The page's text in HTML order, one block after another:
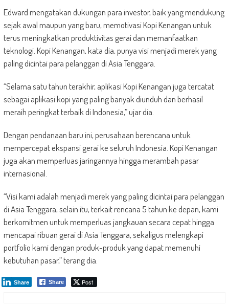
Edward mengatakan dukungan para investor, baik yang mendukung
sejak awal maupun yang baru, memotivasi Kopi Kenangan untuk
terus meningkatkan produktivitas gerai dan memanfaatkan
teknologi. Kopi Kenangan, kata dia, punya visi menjadi merek yang
paling dicintai para pelanggan di Asia Tenggara.
“Selama satu tahun terakhir, aplikasi Kopi Kenangan juga tercatat
sebagai aplikasi kopi yang paling banyak diunduh dan berhasil
meraih peringkat terbaik di Indonesia,” ujar dia.
Dengan pendanaan baru ini, perusahaan berencana untuk
mempercepat ekspansi gerai ke seluruh Indonesia. Kopi Kenangan
juga akan memperluas jaringannya hingga merambah pasar
internasional.
“Visi kami adalah menjadi merek yang paling dicintai para pelanggan
di Asia Tenggara, selain itu, terkait rencana 5 tahun ke depan, kami
berkomitmen untuk memperluas jangkauan secara cepat hingga
mencapai ribuan gerai di Asia Tenggara, sekaligus melengkapi
portfolio kami dengan produk-produk yang dapat memenuhi
kebutuhan pasar,” terang dia.
Share Post
Share